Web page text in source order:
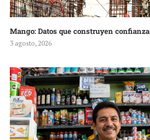
Mango: Datos que construyen confianza
3 agosto, 2026